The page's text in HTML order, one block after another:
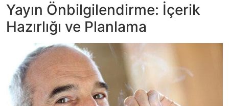
Yayın Önbilgilendirme: İçerik
Hazırlığı ve Planlama